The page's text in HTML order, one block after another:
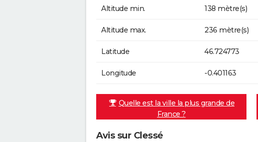
Altitude min. 138 mètre(s)
Altitude max. 236 mètre(s)
Latitude 46.724773
Longitude -0.401163
Quelle est la ville la plus grande de
France ?
Avis sur Clessé